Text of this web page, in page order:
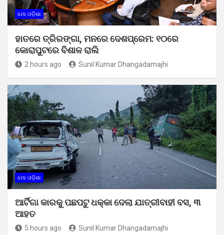
ମୋ ଓଡ଼ିଶା
ହାତରେ ତ୍ରିରଙ୍ଗା, ମନରେ ଦେଶପ୍ରେମ: ୧୦ରେ
କୋରାପୁଟରେ ବିଶାଳ ରାଲି
2 hours ago Sunil Kumar Dhangadamajhi
ମୋ ଓଡ଼ିଶା
ଆର୍ଟିଗା କାରକୁ ପଛପଟୁ ଧକ୍କା ଦେଲା ଯାତ୍ରୀବାହୀ ବସ, ୩
ଆହତ
5 hours ago Sunil Kumar Dhangadamajhi